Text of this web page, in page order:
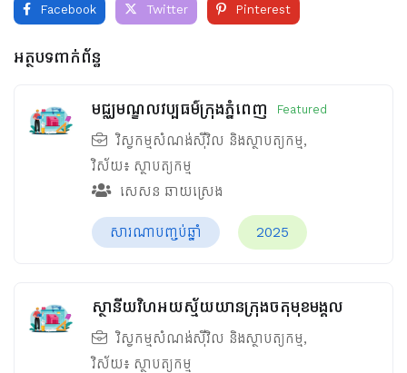
Facebook Twitter Pinterest
អត្ថបទពាក់ព័ន្ធ
មជ្ឈមណ្ឌលវប្បធម៌ក្រុងភ្នំពេញ Featured
វិស្វកម្មសំណង់ស៊ីវិល និងស្ថាបត្យកម្ម,
វិស័យ៖ ស្ថាបត្យកម្ម
សេសន ឆាយស្រេង
សារណាបញ្ចប់ឆ្នាំ 2025
ស្ថានីយវិហអយស្ម័យយានក្រុងចតុមុខមង្គល
វិស្វកម្មសំណង់ស៊ីវិល និងស្ថាបត្យកម្ម,
វិស័យ៖ ស្ថាបត្យកម្ម